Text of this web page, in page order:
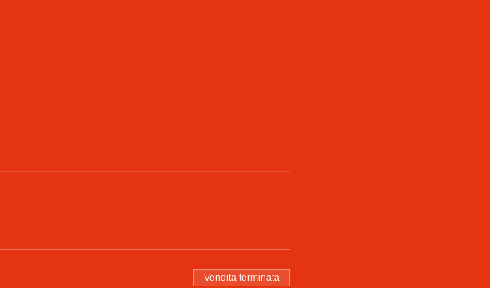
Vendita terminata